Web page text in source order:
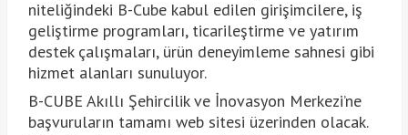
niteliğindeki B-Cube kabul edilen girişimcilere, iş
geliştirme programları, ticarileştirme ve yatırım
destek çalışmaları, ürün deneyimleme sahnesi gibi
hizmet alanları sunuluyor.
B-CUBE Akıllı Şehircilik ve İnovasyon Merkezi’ne
başvuruların tamamı web sitesi üzerinden olacak.